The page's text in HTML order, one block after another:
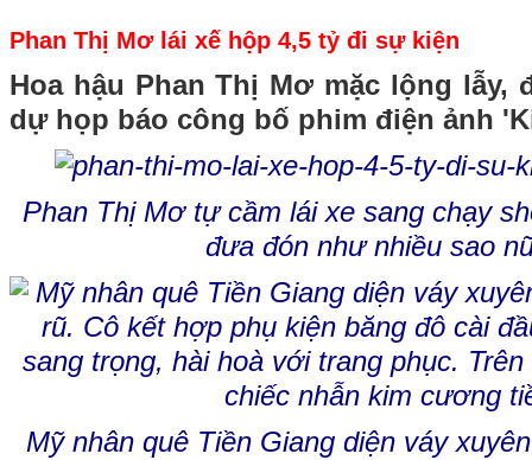
Phan Thị Mơ lái xế hộp 4,5 tỷ đi sự kiện
Hoa hậu Phan Thị Mơ mặc lộng lẫy,
dự họp báo công bố phim điện ảnh
Phan Thị Mơ tự cầm lái xe sang chạy
đưa đón như nhiều sao
Mỹ nhân quê Tiền Giang diện váy